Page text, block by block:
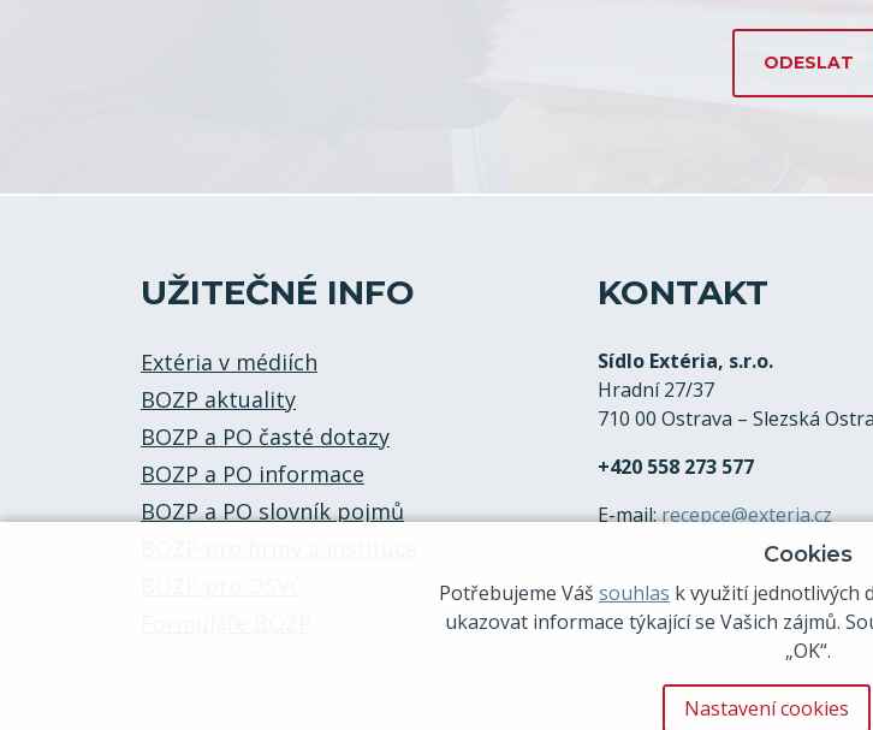
UŽITEČNÉ INFO
Extéria v médiích
BOZP aktuality
BOZP a PO časté dotazy
BOZP a PO informace
BOZP a PO slovník pojmů
KONTAKT
Sídlo Extéria, s.r.o.
Hradní 27/37
710 00 Ostrava – Slezská
+420 558 273 577
E-mail:recepce@exteria.cz
Cookies
Potřebujeme Váš souhlas k využití jednotlivých
ukazovat informace týkající se Vašich zájmů.
„OK“.
Nastavení cookies